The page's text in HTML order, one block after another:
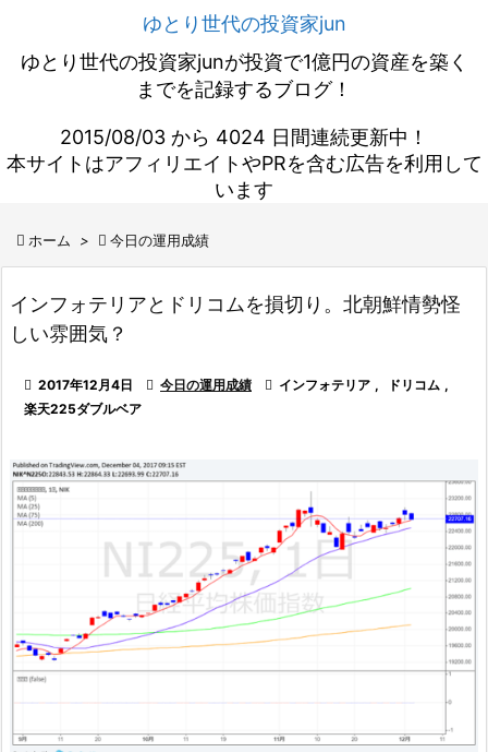
ゆとり世代の投資家jun
ゆとり世代の投資家junが投資で1億円の資産を築く
までを記録するブログ！
2015/08/03 から 4024 日間連続更新中！
本サイトはアフィリエイトやPRを含む広告を利用して
います
 ホーム >  今日の運用成績
インフォテリアとドリコムを損切り。北朝鮮情勢怪
しい雰囲気？
 2017年12月4日  今日の運用成績  インフォテリア , ドリコム ,
楽天225ダブルベア